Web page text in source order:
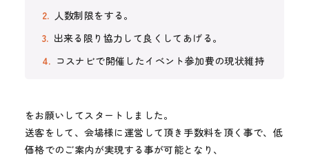
人数制限をする。
出来る限り協力して良くしてあげる。
コスナビで開催したイベント参加費の現状維持
をお願いしてスタートしました。
送客をして、会場様に運営して頂き手数料を頂く事で、低
価格でのご案内が実現する事が可能となり、